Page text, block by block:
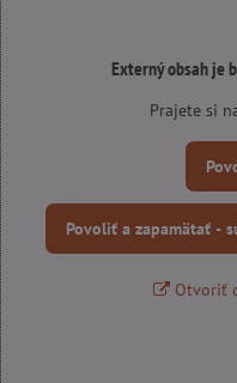
Externý obsah je
Prajete si
Povoliť a zapamätať -
Otvoriť